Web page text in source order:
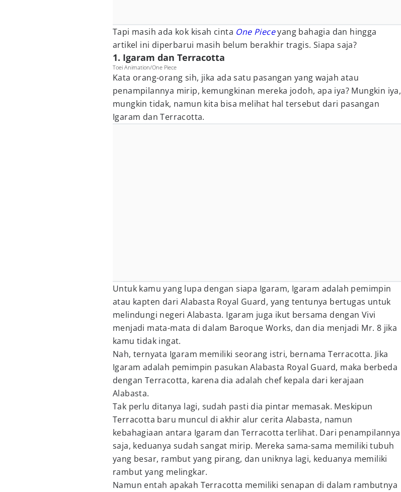
Tapi masih ada kok kisah cinta One Piece yang bahagia dan hingga
artikel ini diperbarui masih belum berakhir tragis. Siapa saja?
1. Igaram dan Terracotta
Toei Animation/One Piece
Kata orang-orang sih, jika ada satu pasangan yang wajah atau
penampilannya mirip, kemungkinan mereka jodoh, apa iya? Mungkin iya,
mungkin tidak, namun kita bisa melihat hal tersebut dari pasangan
Igaram dan Terracotta.
Untuk kamu yang lupa dengan siapa Igaram, Igaram adalah pemimpin
atau kapten dari Alabasta Royal Guard, yang tentunya bertugas untuk
melindungi negeri Alabasta. Igaram juga ikut bersama dengan Vivi
menjadi mata-mata di dalam Baroque Works, dan dia menjadi Mr. 8 jika
kamu tidak ingat.
Nah, ternyata Igaram memiliki seorang istri, bernama Terracotta. Jika
Igaram adalah pemimpin pasukan Alabasta Royal Guard, maka berbeda
dengan Terracotta, karena dia adalah chef kepala dari kerajaan
Alabasta.
Tak perlu ditanya lagi, sudah pasti dia pintar memasak. Meskipun
Terracotta baru muncul di akhir alur cerita Alabasta, namun
kebahagiaan antara Igaram dan Terracotta terlihat. Dari penampilannya
saja, keduanya sudah sangat mirip. Mereka sama-sama memiliki tubuh
yang besar, rambut yang pirang, dan uniknya lagi, keduanya memiliki
rambut yang melingkar.
Namun entah apakah Terracotta memiliki senapan di dalam rambutnya